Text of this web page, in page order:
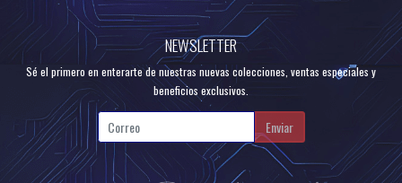
NEWSLETTER
Sé el primero en enterarte de nuestras nuevas colecciones, ventas especiales y
beneficios exclusivos.
Enviar